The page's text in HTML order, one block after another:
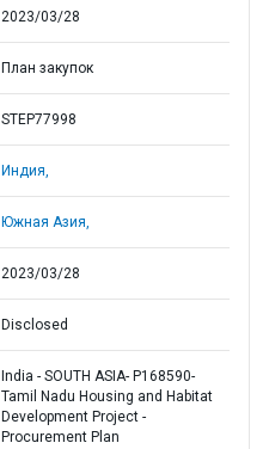
2023/03/28
План закупок
STEP77998
Индия,
Южная Азия,
2023/03/28
Disclosed
India - SOUTH ASIA- P168590-
Tamil Nadu Housing and Habitat
Development Project -
Procurement Plan